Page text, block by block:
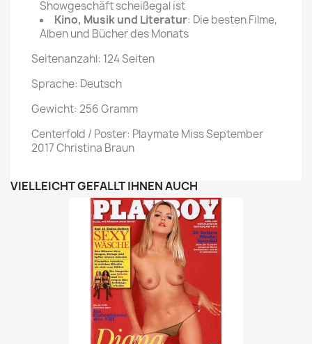
Showgeschäft scheißegal ist
Kino, Musik und Literatur: Die besten Filme,
Alben und Bücher des Monats
Seitenanzahl: 124 Seiten
Sprache: Deutsch
Gewicht: 256 Gramm
Centerfold / Poster: Playmate Miss September
2017 Christina Braun
VIELLEICHT GEFÄLLT IHNEN AUCH